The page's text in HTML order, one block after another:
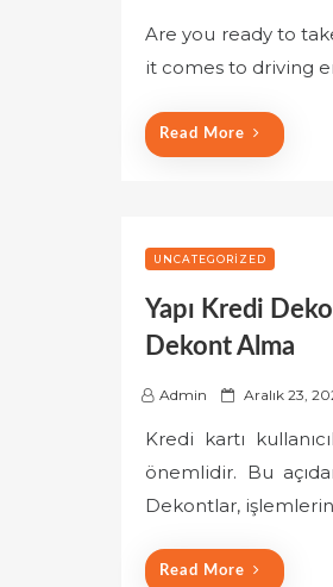
s
t
Are you ready to
it comes to driving
Read More
UNCATEGORIZED
Yapı Kredi
Dekont Alma
Admin
P
s
o
n
Aralık 23,
Kredi kartı
önemlidir. Bu
Dekontlar,
Read More